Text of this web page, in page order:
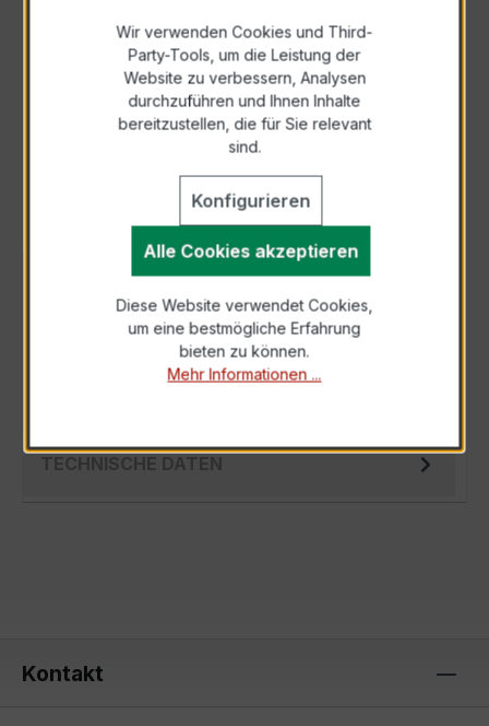
Anfrage schriftlich
Als PDF exportieren
Der EASKD 31.8 3x300/1A 10VA Kl.0,2 ist ein
kompakter, hochpräziser Niederspannungs-
Verrechnungsstromwandler der bewährten E…
TECHNISCHE DATEN
Kontakt
Wir verwenden Cookies und Third-
Party-Tools, um die Leistung der
Website zu verbessern, Analysen
durchzuführen und Ihnen Inhalte
bereitzustellen, die für Sie relevant
sind.
Konfigurieren
Alle Cookies akzeptieren
Diese Website verwendet Cookies,
um eine bestmögliche Erfahrung
bieten zu können.
Mehr Informationen ...